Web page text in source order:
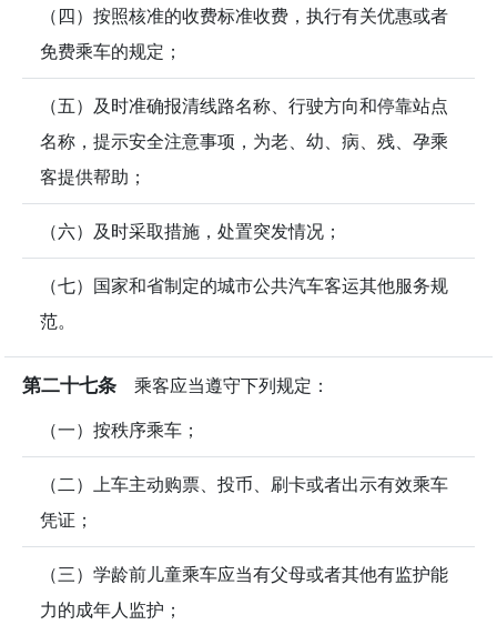
（四）按照核准的收费标准收费，执行有关优惠或者
免费乘车的规定；
（五）及时准确报清线路名称、行驶方向和停靠站点
名称，提示安全注意事项，为老、幼、病、残、孕乘
客提供帮助；
（六）及时采取措施，处置突发情况；
（七）国家和省制定的城市公共汽车客运其他服务规
范。
第二十七条 乘客应当遵守下列规定：
（一）按秩序乘车；
（二）上车主动购票、投币、刷卡或者出示有效乘车
凭证；
（三）学龄前儿童乘车应当有父母或者其他有监护能
力的成年人监护；